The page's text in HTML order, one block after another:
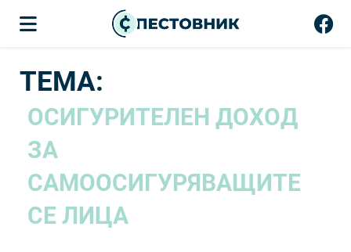
ТЕМА:
ОСИГУРИТЕЛЕН ДОХОД
ЗА
САМООСИГУРЯВАЩИТЕ
СЕ ЛИЦА